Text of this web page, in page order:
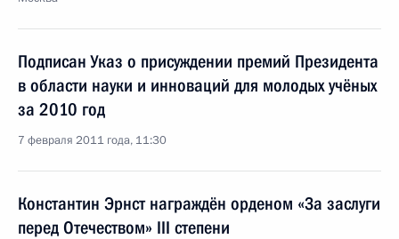
Подписан Указ о присуждении премий Президента
в области науки и инноваций для молодых учёных
за 2010 год
7 февраля 2011 года, 11:30
Константин Эрнст награждён орденом «За заслуги
перед Отечеством» III степени